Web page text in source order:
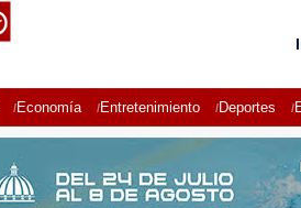
Economía Entretenimiento Deportes